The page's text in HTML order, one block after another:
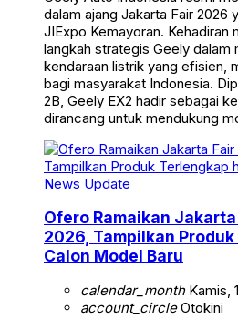
dalam ajang Jakarta Fair 2026
JIExpo Kemayoran. Kehadiran
langkah strategis Geely dalam
kendaraan listrik yang efisien,
bagi masyarakat Indonesia.
2B, Geely EX2 hadir sebagai
dirancang untuk mendukung
News Update
Ofero Ramaikan
2026, Tampilkan
Calon Model Baru
calendar_monthKamis,
account_circleOtokini